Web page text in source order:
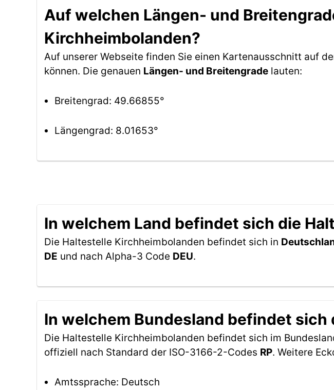
Auf welchen Längen- und
Kirchheimbolanden?
Auf unserer Webseite finden Sie einen Kartenausschnitt auf
können. Die genauen Längen- und Breitengrade lauten:
Breitengrad: 49.66855°
Längengrad: 8.01653°
In welchem Land befindet sich die
Die Haltestelle Kirchheimbolanden befindet sich in
DE und nach Alpha-3 Code DEU.
In welchem Bundesland befindet
Die Haltestelle Kirchheimbolanden befindet sich im
offiziell nach Standard der ISO-3166-2-Codes RP. Weitere
Amtssprache: Deutsch